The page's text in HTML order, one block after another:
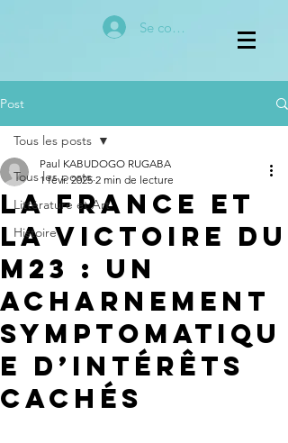
Se connecter
Post
Tous les posts
Littérature et Art
Histoire
Tous les posts
La France et
la Victoire du
M23 : Un
Acharnement
Symptomatiqu
e d’Intérêts
Cachés
Paul KABUDOGO RUGABA
1 févr. 2025 2 min de lecture